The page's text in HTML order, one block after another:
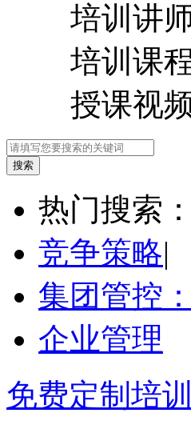
培训讲
培训课
授课视
热门搜索：
竞争策略|
集团管控
企业管理
免费定制培